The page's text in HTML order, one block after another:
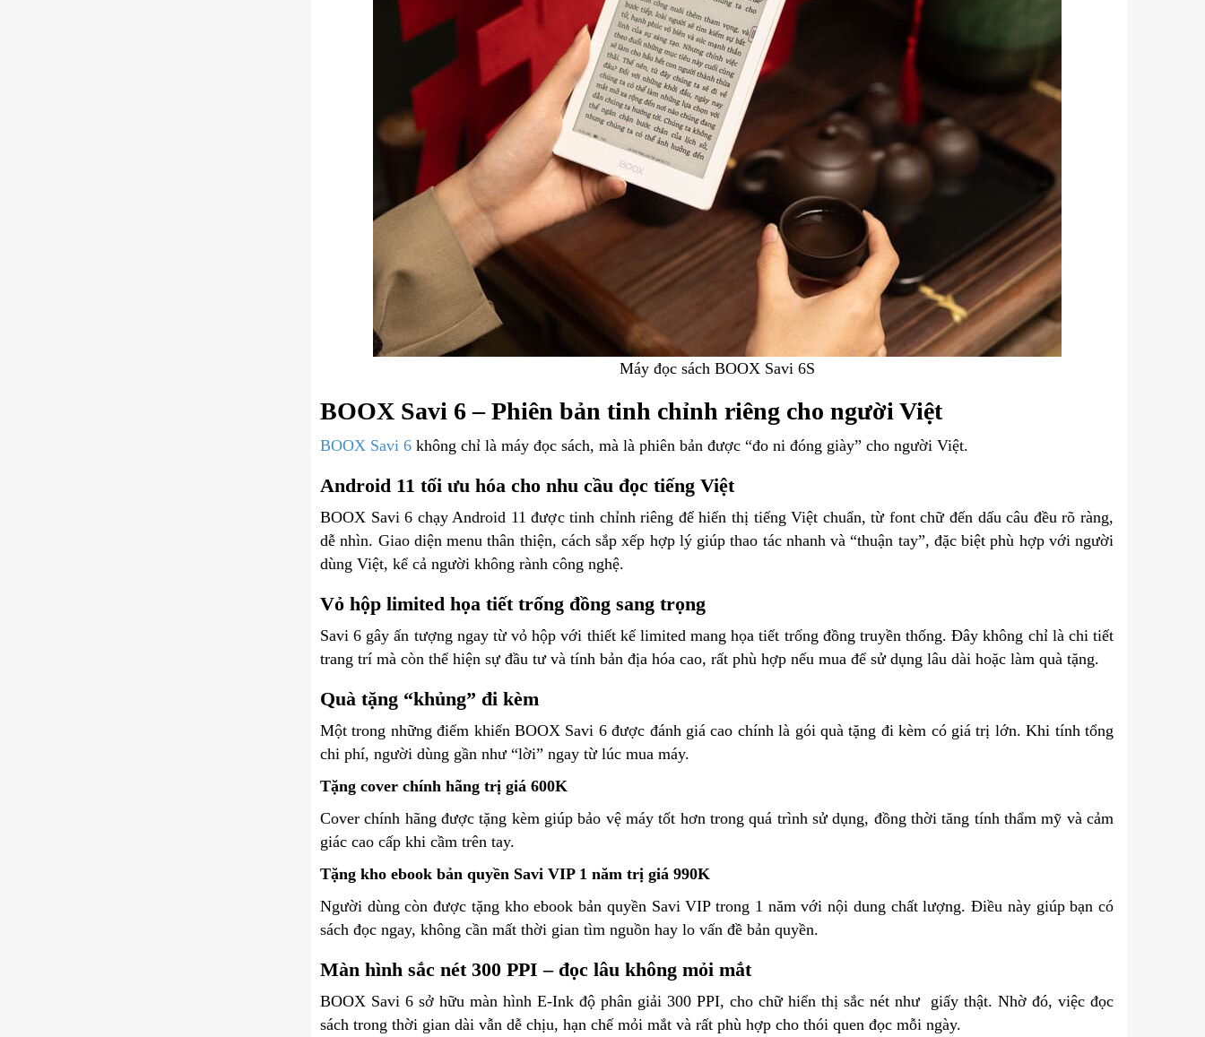
Máy đọc sách BOOX Savi 6S
BOOX Savi 6 – Phiên bản tinh chỉnh riêng cho người Việt
BOOX Savi 6 không chỉ là máy đọc sách, mà là phiên bản được “đo ni đóng giày” cho người Việt.
Android 11 tối ưu hóa cho nhu cầu đọc tiếng Việt
BOOX Savi 6 chạy Android 11 được tinh chỉnh riêng để hiển thị tiếng Việt chuẩn, từ font chữ đến dấu câu đều rõ ràng,
dễ nhìn. Giao diện menu thân thiện, cách sắp xếp hợp lý giúp thao tác nhanh và “thuận tay”, đặc biệt phù hợp với người
dùng Việt, kể cả người không rành công nghệ.
Vỏ hộp limited họa tiết trống đồng sang trọng
Savi 6 gây ấn tượng ngay từ vỏ hộp với thiết kế limited mang họa tiết trống đồng truyền thống. Đây không chỉ là chi tiết
trang trí mà còn thể hiện sự đầu tư và tính bản địa hóa cao, rất phù hợp nếu mua để sử dụng lâu dài hoặc làm quà tặng.
Quà tặng “khủng” đi kèm
Một trong những điểm khiến BOOX Savi 6 được đánh giá cao chính là gói quà tặng đi kèm có giá trị lớn. Khi tính tổng
chi phí, người dùng gần như “lời” ngay từ lúc mua máy.
Tặng cover chính hãng trị giá 600K
Cover chính hãng được tặng kèm giúp bảo vệ máy tốt hơn trong quá trình sử dụng, đồng thời tăng tính thẩm mỹ và cảm
giác cao cấp khi cầm trên tay.
Tặng kho ebook bản quyền Savi VIP 1 năm trị giá 990K
Người dùng còn được tặng kho ebook bản quyền Savi VIP trong 1 năm với nội dung chất lượng. Điều này giúp bạn có
sách đọc ngay, không cần mất thời gian tìm nguồn hay lo vấn đề bản quyền.
Màn hình sắc nét 300 PPI – đọc lâu không mỏi mắt
BOOX Savi 6 sở hữu màn hình E-Ink độ phân giải 300 PPI, cho chữ hiển thị sắc nét như giấy thật. Nhờ đó, việc đọc
sách trong thời gian dài vẫn dễ chịu, hạn chế mỏi mắt và rất phù hợp cho thói quen đọc mỗi ngày.